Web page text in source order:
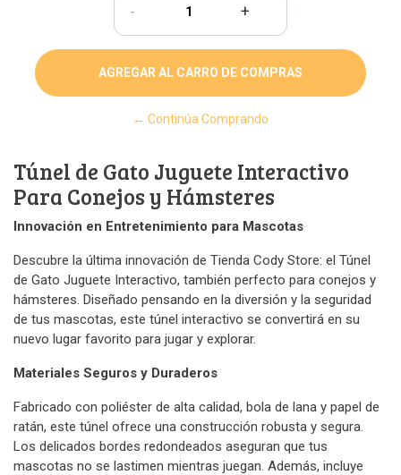
- +
← Continúa Comprando
Túnel de Gato Juguete Interactivo
Para Conejos y Hámsteres
Innovación en Entretenimiento para Mascotas
Descubre la última innovación de Tienda Cody Store: el Túnel
de Gato Juguete Interactivo, también perfecto para conejos y
hámsteres. Diseñado pensando en la diversión y la seguridad
de tus mascotas, este túnel interactivo se convertirá en su
nuevo lugar favorito para jugar y explorar.
Materiales Seguros y Duraderos
Fabricado con poliéster de alta calidad, bola de lana y papel de
ratán, este túnel ofrece una construcción robusta y segura.
Los delicados bordes redondeados aseguran que tus
mascotas no se lastimen mientras juegan. Además, incluye